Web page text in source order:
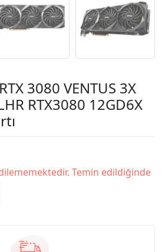
3080 VENTUS 3X
RTX3080 12GD6X
Temin edildiğinde